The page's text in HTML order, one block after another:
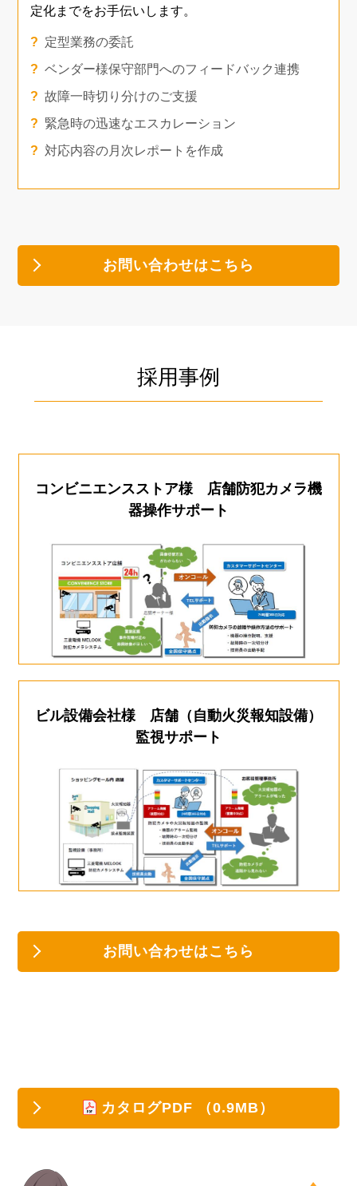
定化までをお手伝いします。
定型業務の委託
ベンダー様保守部門へのフィードバック連携
故障一時切り分けのご支援
緊急時の迅速なエスカレーション
対応内容の月次レポートを作成
お問い合わせはこちら
採用事例
コンビニエンスストア様 店舗防犯カメラ機
器操作サポート
ビル設備会社様 店舗（自動火災報知設備）
監視サポート
お問い合わせはこちら
カタログPDF （0.9MB）